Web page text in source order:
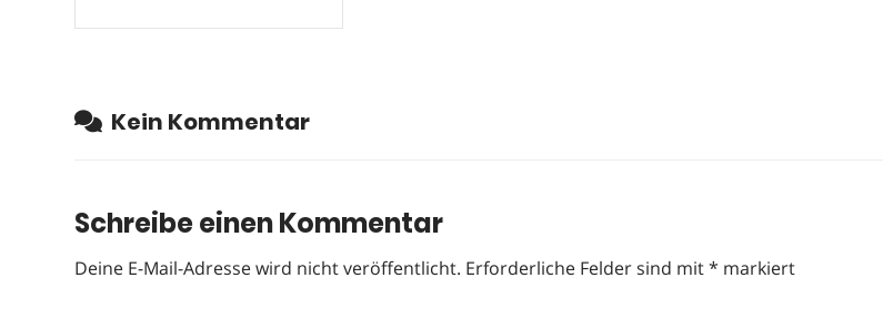
Kein Kommentar
Schreibe einen Kommentar
Deine E-Mail-Adresse wird nicht veröffentlicht. Erforderliche Felder sind mit* markiert